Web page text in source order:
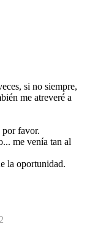
si no siempre,
me atreveré a
por favor.
me venía tan al
la oportunidad.